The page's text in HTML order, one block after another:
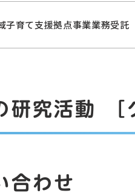
子育て支援拠点事業業務受託
研究活動 ［
合わせ